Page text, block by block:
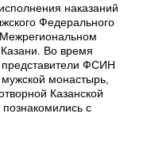
наказаний
Федерального
Межрегиональном
Во время
представители ФСИН
монастырь,
Казанской
с